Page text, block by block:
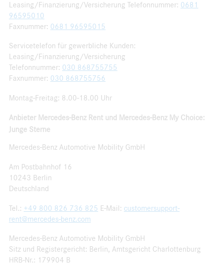
Leasing/Finanzierung/Versicherung Telefonnummer: 0681
96595010
Faxnummer: 0681 96595015
Servicetelefon für gewerbliche Kunden:
Leasing/Finanzierung/Versicherung
Telefonnummer: 030 868755755
Faxnummer: 030 868755756
Montag-Freitag: 8.00-18.00 Uhr
Anbieter Mercedes-Benz Rent und Mercedes-Benz My Choice:
Junge Sterne
Mercedes-Benz Automotive Mobility GmbH
Am Postbahnhof 16
10243 Berlin
Deutschland
Tel.: +49 800 826 736 825 E-Mail: customersupport-
rent@mercedes-benz.com
Mercedes-Benz Automotive Mobility GmbH
Sitz und Registergericht: Berlin, Amtsgericht Charlottenburg
HRB-Nr.: 179904 B